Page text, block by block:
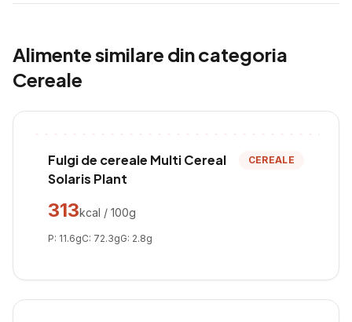
Alimente similare din categoria
Cereale
Fulgi de cereale Multi Cereal
Solaris Plant
CEREALE
313kcal / 100g
P: 11.6gC: 72.3gG: 2.8g